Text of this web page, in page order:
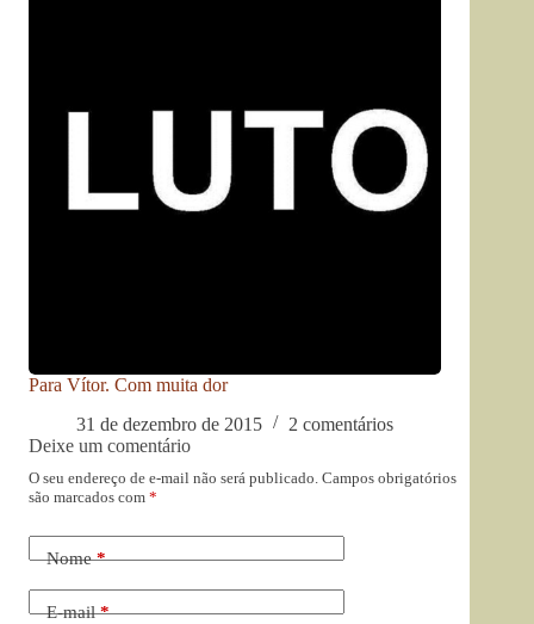
Para Vítor. Com muita dor
31 de dezembro de 2015
2 comentários
Deixe um comentário
O seu endereço de e-mail não será publicado. Campos obrigatórios
são marcados com *
Nome*
E-mail*